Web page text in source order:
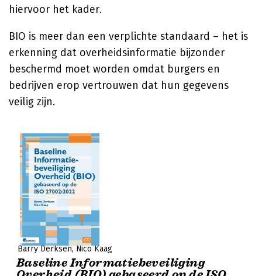
hiervoor het kader.
BIO is meer dan een verplichte standaard – het is
erkenning dat overheidsinformatie bijzonder
beschermd moet worden omdat burgers en
bedrijven erop vertrouwen dat hun gegevens
veilig zijn.
Barry Derksen Nico Kaag
Baseline Informatiebeveiliging